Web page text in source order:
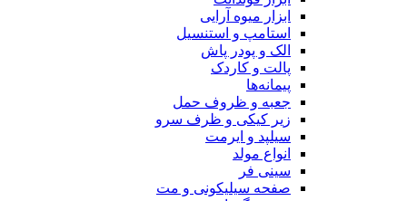
ابزار میوه آرایی
استامپ و استنسیل
الک و پودر پاش
پالت و کاردک
پیمانه‌ها
جعبه و ظروف حمل
زیر کیکی و ظرف سرو
سیلپد و ایرمت
انواع مولد
سینی فر
صفحه سیلیکونی و مت